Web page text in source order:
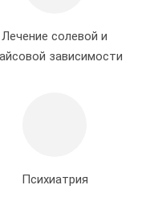
Лечение солевой и
зависимости
Психиатрия